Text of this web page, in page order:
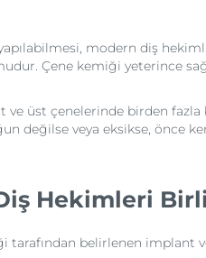
modern diş
Çene kemiği yeterince
ve üst çenelerinde birden
değilse veya eksikse, önce
Hekimleri
tarafından belirlenen